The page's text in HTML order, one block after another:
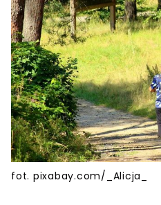
fot. pixabay.com/_Alicja_